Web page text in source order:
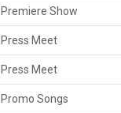
Premiere Show
Press Meet
Press Meet
Promo Songs